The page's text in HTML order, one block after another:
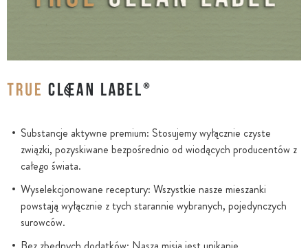
Substancje aktywne premium: Stosujemy wyłącznie czyste
związki, pozyskiwane bezpośrednio od wiodących producentów z
całego świata.
Wyselekcjonowane receptury: Wszystkie nasze mieszanki
powstają wyłącznie z tych starannie wybranych, pojedynczych
surowców.